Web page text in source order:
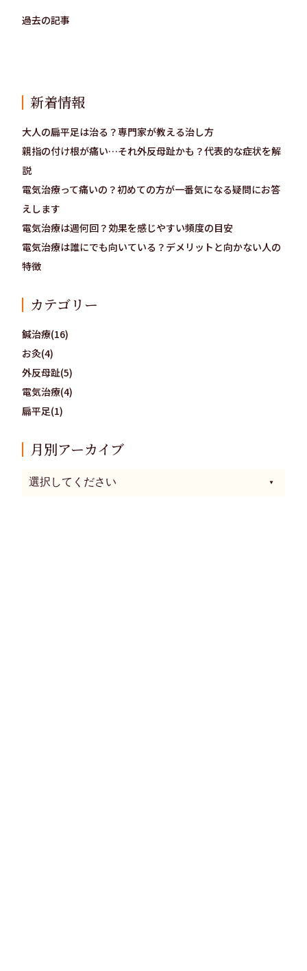
過去の記事
新着情報
大人の扁平足は治る？専門家が教える治し方
親指の付け根が痛い…それ外反母趾かも？代表的な症状を解
説
電気治療って痛いの？初めての方が一番気になる疑問にお答
えします
電気治療は週何回？効果を感じやすい頻度の目安
電気治療は誰にでも向いている？デメリットと向かない人の
特徴
カテゴリー
鍼治療(16)
お灸(4)
外反母趾(5)
電気治療(4)
扁平足(1)
月別アーカイブ